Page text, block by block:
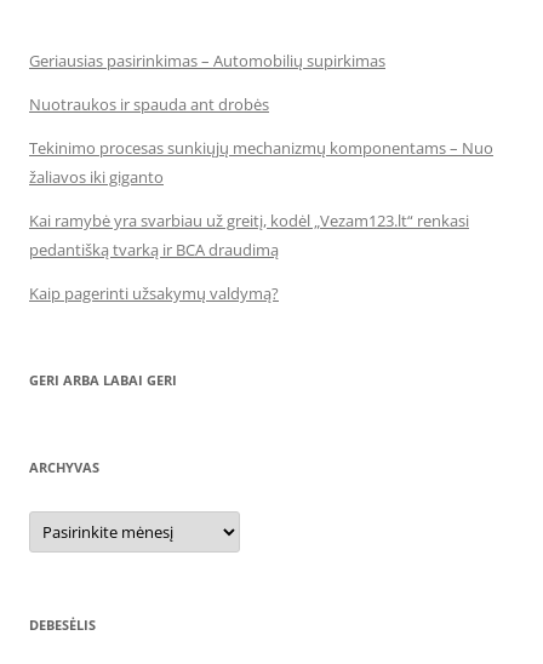
Geriausias pasirinkimas – Automobilių supirkimas
Nuotraukos ir spauda ant drobės
Tekinimo procesas sunkiųjų mechanizmų komponentams – Nuo
žaliavos iki giganto
Kai ramybė yra svarbiau už greitį, kodėl „Vezam123.lt“ renkasi
pedantišką tvarką ir BCA draudimą
Kaip pagerinti užsakymų valdymą?
GERI ARBA LABAI GERI
ARCHYVAS
Archyvas
DEBESĖLIS